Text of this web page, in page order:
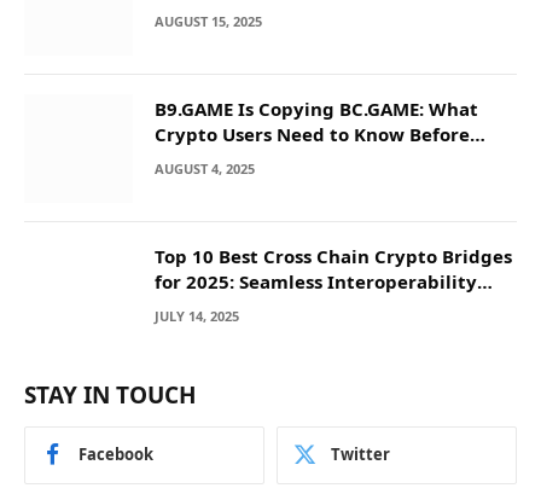
AUGUST 15, 2025
B9.GAME Is Copying BC.GAME: What
Crypto Users Need to Know Before
They Deposit
AUGUST 4, 2025
Top 10 Best Cross Chain Crypto Bridges
for 2025: Seamless Interoperability
Across Blockchain Networks
JULY 14, 2025
STAY IN TOUCH
Facebook Twitter